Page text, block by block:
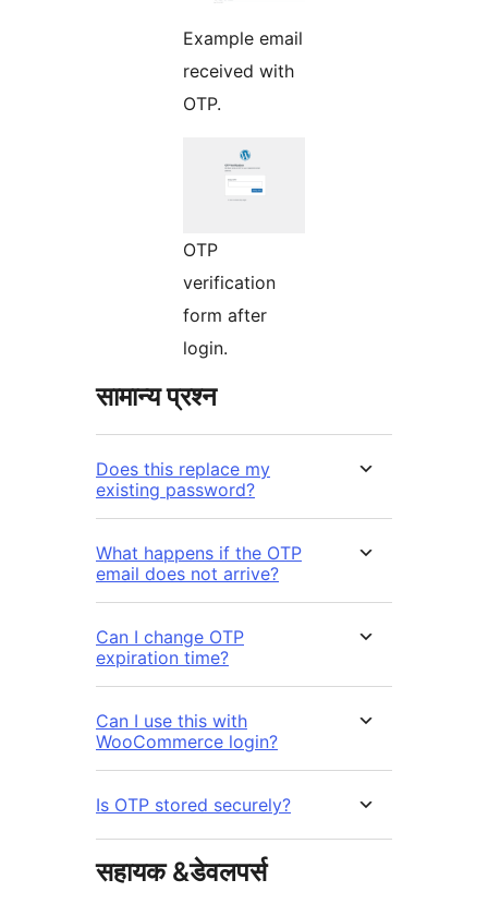
Example email
received with
OTP.
OTP
verification
form after
login.
सामान्य प्रश्न
Does this replace my
existing password?
What happens if the OTP
email does not arrive?
Can I change OTP
expiration time?
Can I use this with
WooCommerce login?
Is OTP stored securely?
सहायक &डेवलपर्स